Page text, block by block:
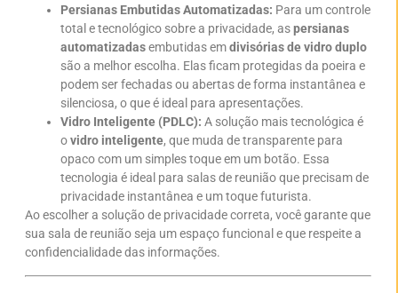
Persianas Embutidas Automatizadas: Para um controle
total e tecnológico sobre a privacidade, aspersianas
automatizadasembutidas emdivisórias de vidro duplo
são a melhor escolha. Elas ficam protegidas da poeira e
podem ser fechadas ou abertas de forma instantânea e
silenciosa, o que é ideal para apresentações.
Vidro Inteligente (PDLC): A solução mais tecnológica é
ovidro inteligente, que muda de transparente para
opaco com um simples toque em um botão. Essa
tecnologia é ideal para salas de reunião que precisam de
privacidade instantânea e um toque futurista.
Ao escolher a solução de privacidade correta, você garante que
sua sala de reunião seja um espaço funcional e que respeite a
confidencialidade das informações.